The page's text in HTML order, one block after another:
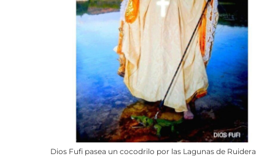
Dios Fufi pasea un cocodrilo por las Lagunas de Ruidera